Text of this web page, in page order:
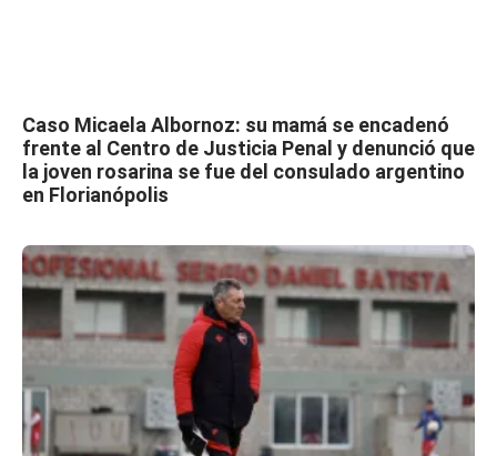
Caso Micaela Albornoz: su mamá se encadenó
frente al Centro de Justicia Penal y denunció que
la joven rosarina se fue del consulado argentino
en Florianópolis